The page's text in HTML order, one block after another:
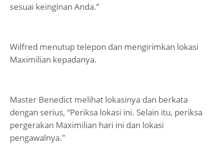
sesuai keinginan Anda.”
Wilfred menutup telepon dan mengirimkan lokasi
Maximilian kepadanya.
Master Benedict melihat lokasinya dan berkata
dengan serius, “Periksa lokasi ini. Selain itu, periksa
pergerakan Maximilian hari ini dan lokasi
pengawalnya.”